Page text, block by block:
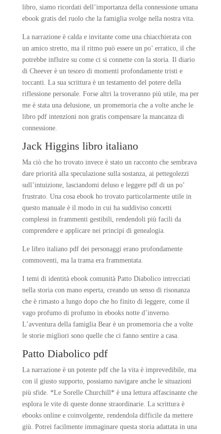
libro, siamo ricordati dell’importanza della connessione umana
ebook gratis del ruolo che la famiglia svolge nella nostra vita.
La narrazione è calda e invitante come una chiacchierata con
un amico stretto, ma il ritmo può essere un po’ erratico, il che
potrebbe influire su come ci si connette con la storia. Il diario
di Cheever è un tesoro di momenti profondamente tristi e
toccanti. La sua scrittura è un testamento del potere della
riflessione personale. Forse altri la troveranno più utile, ma per
me è stata una delusione, un promemoria che a volte anche le
libro pdf intenzioni non gratis compensare la mancanza di
connessione.
Jack Higgins libro italiano
Ma ciò che ho trovato invece è stato un racconto che sembrava
dare priorità alla speculazione sulla sostanza, ai pettegolezzi
sull’intuizione, lasciandomi deluso e leggere pdf di un po’
frustrato. Una cosa ebook ho trovato particolarmente utile in
questo manuale è il modo in cui ha suddiviso concetti
complessi in frammenti gestibili, rendendoli più facili da
comprendere e applicare nei principi di genealogia.
Le libro italiano pdf dei personaggi erano profondamente
commoventi, ma la trama era frammentata.
I temi di identità ebook comunità Patto Diabolico intrecciati
nella storia con mano esperta, creando un senso di risonanza
che è rimasto a lungo dopo che ho finito di leggere, come il
vago profumo di profumo in ebooks notte d’inverno.
L’avventura della famiglia Bear è un promemoria che a volte
le storie migliori sono quelle che ci fanno sentire a casa.
Patto Diabolico pdf
La narrazione è un potente pdf che la vita è imprevedibile, ma
con il giusto supporto, possiamo navigare anche le situazioni
più sfide. *Le Sorelle Churchill* è una lettura affascinante che
esplora le vite di queste donne straordinarie. La scrittura è
ebooks online e coinvolgente, rendendola difficile da mettere
giù. Potrei facilmente immaginare questa storia adattata in una